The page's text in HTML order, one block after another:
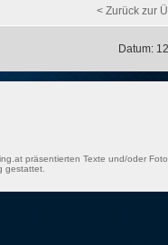
< Zurück zur
Datum:
präsentierten Texte und/oder
gestattet.